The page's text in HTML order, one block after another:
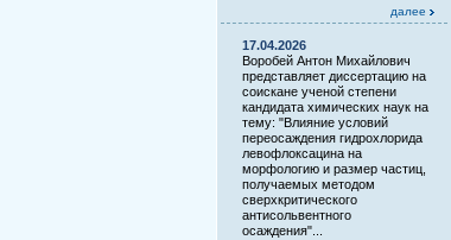
далее
17.04.2026
Воробей Антон Михайлович
представляет диссертацию на
соискане ученой степени
кандидата химических наук на
тему: "Влияние условий
переосаждения гидрохлорида
левофлоксацина на
морфологию и размер частиц,
получаемых методом
сверхкритического
антисольвентного
осаждения"...